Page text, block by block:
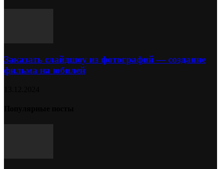
Заказать слайдшоу из фотографий — создание
фильма на юбилей